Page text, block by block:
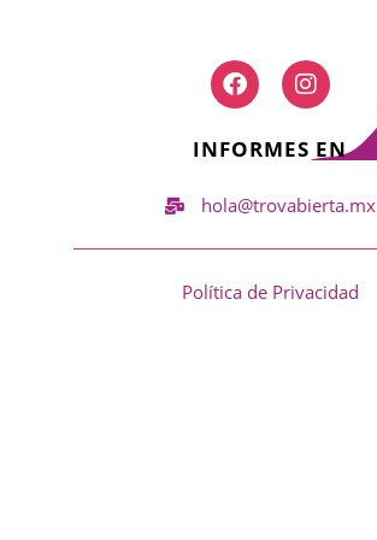
INFORMES EN
hola@trovabierta.mx
Política de Privacidad